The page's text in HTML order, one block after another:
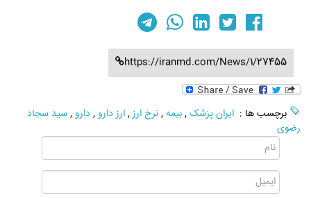
https://iranmd.com/News/1/27455
برچسب ها : ایران پزشک,بیمه,نرخ ارز,ارز دارو ,دارو ,سید سجاد
رضوی